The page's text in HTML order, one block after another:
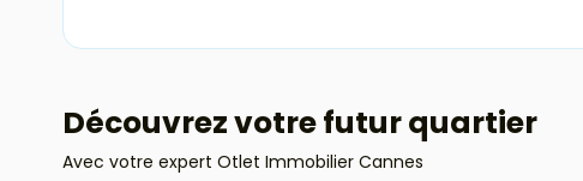
Découvrez votre futur quartier
Avec votre expert Otlet Immobilier Cannes